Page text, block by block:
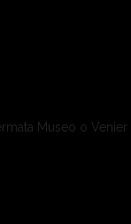
Museo o Venier